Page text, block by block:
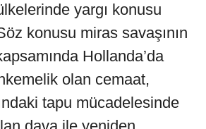
yargı konusu
konusu miras savaşının
Hollanda’da
olan cemaat,
tapu mücadelesinde